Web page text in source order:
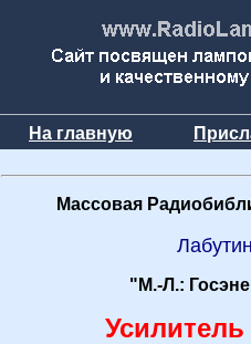
На главную
Массовая
"М.-Л.: